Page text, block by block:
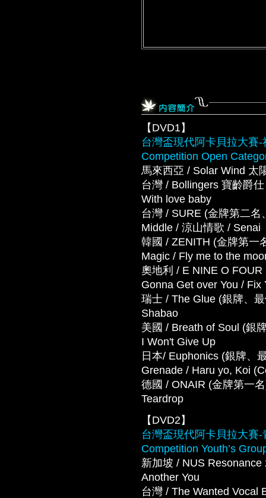
【DVD1】
台灣盃現代阿卡貝拉大賽
Competition Open
馬來西亞 / Solar Wind 太
台灣 / Bollingers 寶齡爵
With love baby
台灣 / SURE (金牌第二
Middle / 涼山情歌 / Senai
韓國 / ZENITH (金牌第一
Magic / Fly me to the
奧地利 / E NINE O
Gonna Get over You / Fix
瑞士 / The Glue (銀牌、
Shabao
美國 / Breath of Soul (銀
I Won't Give Up
日本/ Euphonics (銀牌、
Grenade / Haru yo, Koi
德國 / ONAIR (金牌第一
Teardrop
【DVD2】
台灣盃現代阿卡貝拉大賽
Competition Youth’s
新加坡 / NUS
Another You
台灣 / The Wanted Vocal